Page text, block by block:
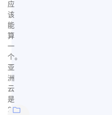
应
该
能
算
一
个。
亚
洲
云
是
2018